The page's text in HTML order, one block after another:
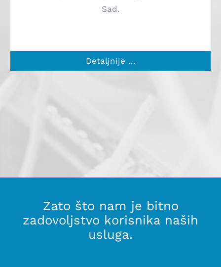
Sad.
Detaljnije ...
Zato što nam je bitno
zadovoljstvo korisnika naših
usluga.